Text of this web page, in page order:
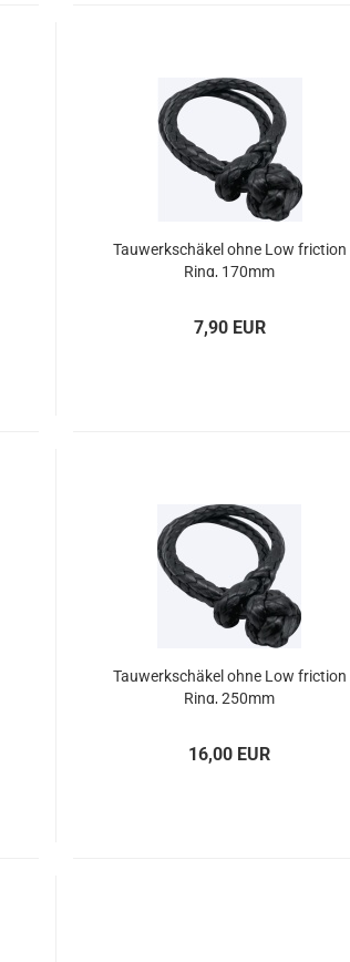
Tau­werk­schä­kel ohne Low fric­tion
Ring, 170mm
7,90 EUR
Tau­werk­schä­kel ohne Low fric­tion
Ring, 250mm
16,00 EUR